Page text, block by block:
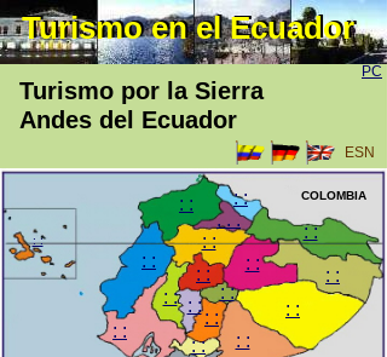
Turismo en el Ecuador
Turismo en el Ecuador
Turismo por la Sierra
Andes del Ecuador
COLOMBIA
: :
: :
: :
. . .
: :
: :
: :
: :
: :
: :
: :
: :
: :
: :
: :
: :
: :
: :
PC
ESN